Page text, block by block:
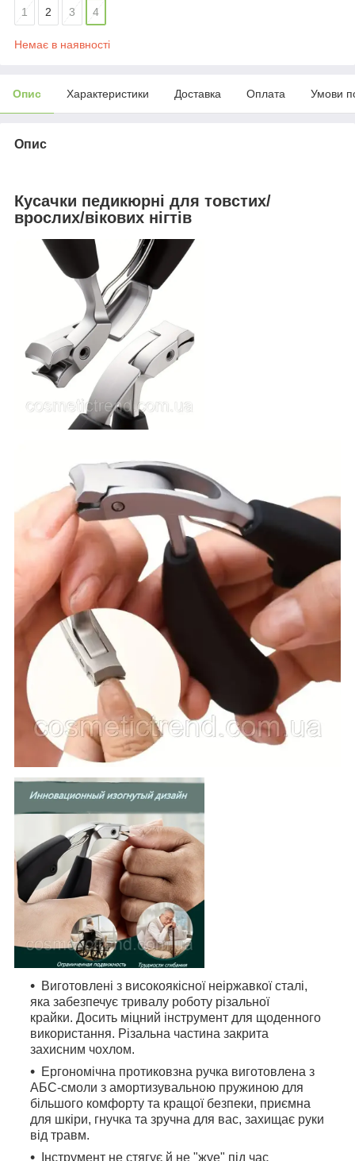
1 2 3 4
Немає в наявності
Опис Характеристики Доставка Оплата Умови
Опис
Кусачки педикюрні для товстих/
врослих/вікових нігтів
Виготовлені з високоякісної неіржавкої сталі,
яка забезпечує тривалу роботу різальної
крайки. Досить міцний інструмент для щоденного
використання. Різальна частина закрита
захисним чохлом.
Ергономічна протиковзна ручка виготовлена з
АБС-смоли з амортизувальною пружиною для
більшого комфорту та кращої безпеки, приємна
для шкіри, гнучка та зручна для вас, захищає руки
від травм.
Інструмент не стягує й не "жуе" під час